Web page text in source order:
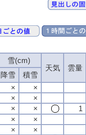
雪(cm)
天気
雲量
降雪
積雪
×
×
×
×
× × 1
×
×
×
×